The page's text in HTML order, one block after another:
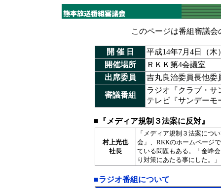
このページは番組審議
開 催 日
平成14年7月4日（木
開催場所
ＲＫＫ第4会議室
出席委員
吉丸良治委員長他委
審議番組
ラジオ『クラブ・サ
テレビ『サンデーモ
■『メディア規制３法案に反対 』
村上光也
社長
「メディア規制３法案につ
会」、RKKのホームページ
ている問題もある。「金峰
り対策にあたる事にした。」
■ラジオ番組について